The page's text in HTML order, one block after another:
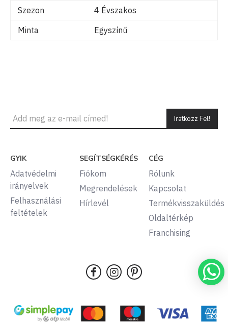
Szezon
4 Évszakos
Minta
Egyszínű
Iratkozz Fel!
GYIK
Adatvédelmi
irányelvek
Felhasználási
feltételek
SEGÍTSÉGKÉRÉS
Fiókom
Megrendelések
Hírlevél
CÉG
Rólunk
Kapcsolat
Termékvisszaküldés
Oldaltérkép
Franchising